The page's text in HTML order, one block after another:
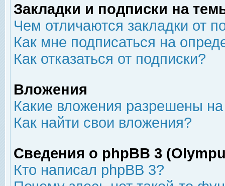
Закладки и подписки на
Чем отличаются закладки от
Как мне подписаться на
Как отказаться от подписки?
Вложения
Какие вложения разрешены
Как найти свои вложения?
Сведения о phpBB 3
Кто написал phpBB 3?